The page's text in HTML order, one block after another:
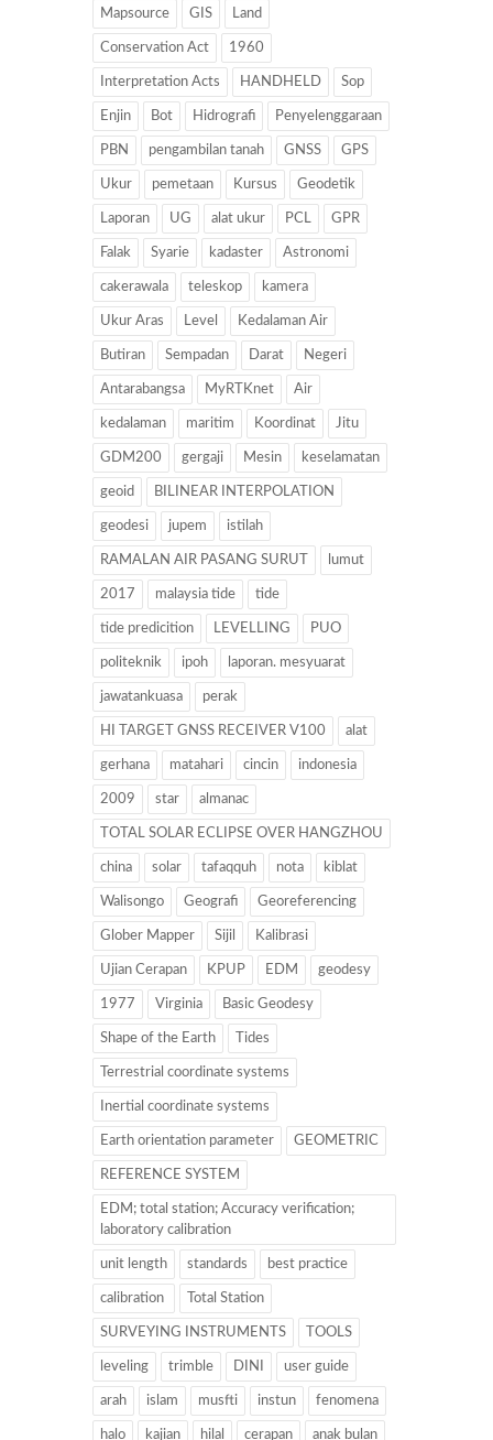
Mapsource GIS Land
Conservation Act 1960
Interpretation Acts HANDHELD Sop
Enjin Bot Hidrografi Penyelenggaraan
PBN pengambilan tanah GNSS GPS
Ukur pemetaan Kursus Geodetik
Laporan UG alat ukur PCL GPR
Falak Syarie kadaster Astronomi
cakerawala teleskop kamera
Ukur Aras Level Kedalaman Air
Butiran Sempadan Darat Negeri
Antarabangsa MyRTKnet Air
kedalaman maritim Koordinat Jitu
GDM200 gergaji Mesin keselamatan
geoid BILINEAR INTERPOLATION
geodesi jupem istilah
RAMALAN AIR PASANG SURUT lumut
2017 malaysia tide tide
tide predicition LEVELLING PUO
politeknik ipoh laporan. mesyuarat
jawatankuasa perak
HI TARGET GNSS RECEIVER V100 alat
gerhana matahari cincin indonesia
2009 star almanac
TOTAL SOLAR ECLIPSE OVER HANGZHOU
china solar tafaqquh nota kiblat
Walisongo Geografi Georeferencing
Glober Mapper Sijil Kalibrasi
Ujian Cerapan KPUP EDM geodesy
1977 Virginia Basic Geodesy
Shape of the Earth Tides
Terrestrial coordinate systems
Inertial coordinate systems
Earth orientation parameter GEOMETRIC
REFERENCE SYSTEM
EDM; total station; Accuracy verification;
laboratory calibration
unit length standards best practice
calibration Total Station
SURVEYING INSTRUMENTS TOOLS
leveling trimble DINI user guide
arah islam musfti instun fenomena
halo kajian hilal cerapan anak bulan